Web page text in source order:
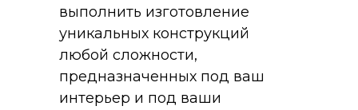
выполнить изготовление
уникальных конструкций
любой сложности,
предназначенных под ваш
интерьер и под ваши